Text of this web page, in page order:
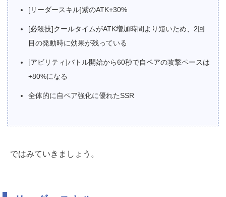
[リーダースキル]紫のATK+30%
[必殺技]クールタイムがATK増加時間より短いため、2回
目の発動時に効果が残っている
[アビリティ]バトル開始から60秒で自ペアの攻撃ペースは
+80%になる
全体的に自ペア強化に優れたSSR
ではみていきましょう。